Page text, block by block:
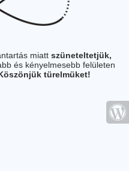
miatt szüneteltetjük,
és kényelmesebb felületen
türelmüket!